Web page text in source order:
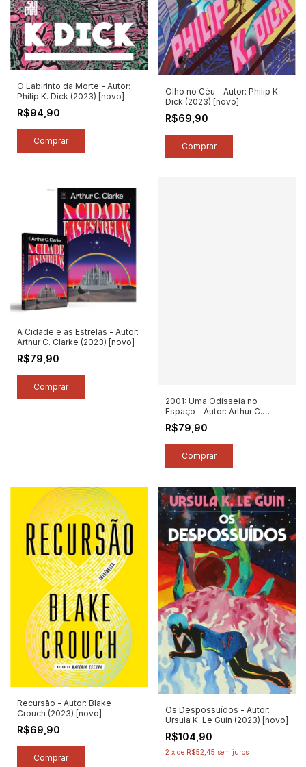
O Labirinto da Morte - Autor:
Philip K. Dick (2023) [novo]
R$94,90
Olho no Céu - Autor: Philip K.
Dick (2023) [novo]
R$69,90
A Cidade e as Estrelas - Autor:
Arthur C. Clarke (2023) [novo]
R$79,90
2001: Uma Odisseia no
Espaço - Autor: Arthur C.
Clarke (2023) [novo]
R$79,90
Recursão - Autor: Blake
Crouch (2023) [novo]
R$69,90
Os Despossuídos - Autor:
Ursula K. Le Guin (2023) [novo]
R$104,90
2 x de R$52,45 sem juros